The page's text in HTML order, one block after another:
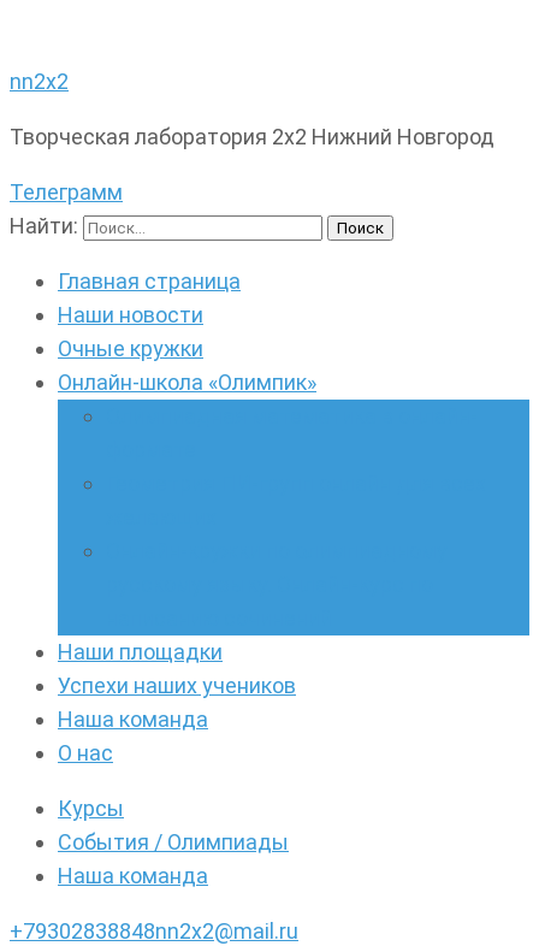
nn2x2
Творческая лаборатория 2х2 Нижний Новгород
Телеграмм
Найти:
Главная страница
Наши новости
Очные кружки
Онлайн-школа «Олимпик»
Наши площадки
Успехи наших учеников
Наша команда
О нас
Курсы
События / Олимпиады
Наша команда
+79302838848nn2x2@mail.ru